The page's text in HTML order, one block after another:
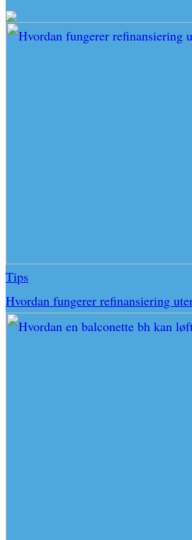
Tips
Hvordan fungerer refinansiering